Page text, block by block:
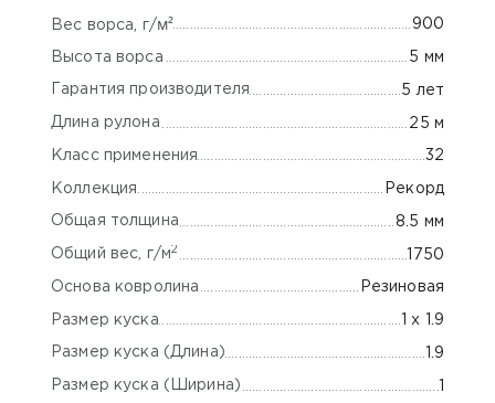
Вес ворса, г/м² 900
Высота ворса 5 мм
Гарантия производителя 5 лет
Длина рулона 25 м
Класс применения 32
Коллекция Рекорд
Общая толщина 8.5 мм
Общий вес, г/м2 1750
Основа ковролина Резиновая
Размер куска 1 x 1.9
Размер куска (Длина) 1.9
Размер куска (Ширина)